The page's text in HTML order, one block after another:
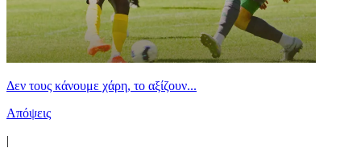
Δεν τους κάνουμε χάρη, το αξίζουν...
Απόψεις
|